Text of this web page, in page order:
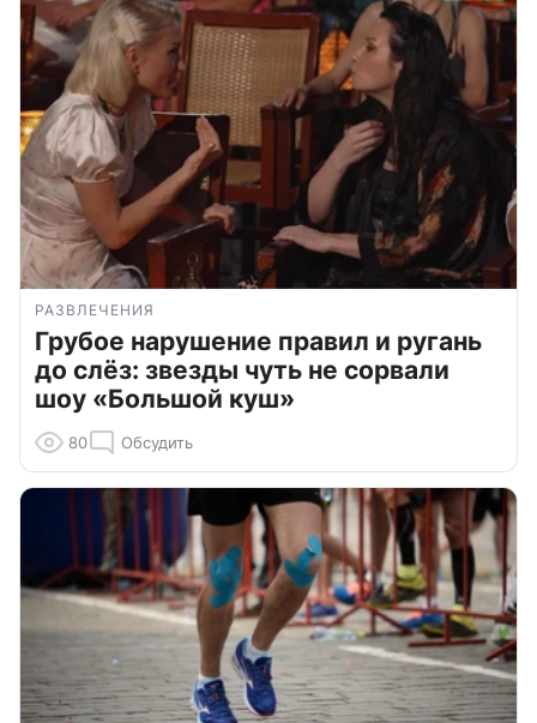
РАЗВЛЕЧЕНИЯ
Грубое нарушение правил и ругань
до слёз: звезды чуть не сорвали
шоу «Большой куш»
80 Обсудить